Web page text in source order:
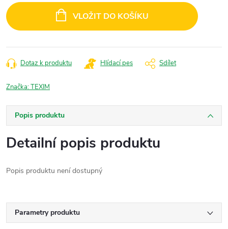
cena:
VLOŽIT DO KOŠÍKU
Dotaz k produktu Hlídací pes Sdílet
Značka:TEXIM
Popis produktu
Detailní popis produktu
Popis produktu není dostupný
Parametry produktu